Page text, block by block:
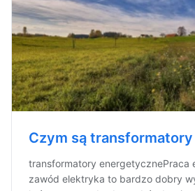
Czym są transformatory
transformatory energetycznePraca
zawód elektryka to bardzo dobry